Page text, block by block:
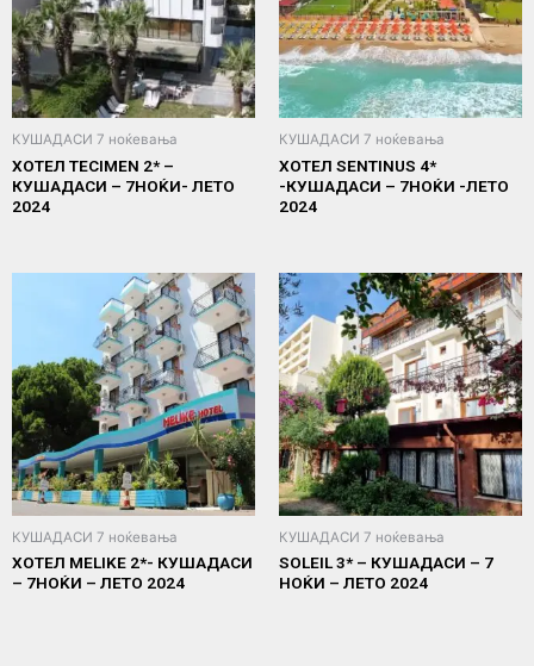
КУШАДАСИ 7 ноќевања
ХОТЕЛ TECIMEN 2* –
КУШАДАСИ – 7НОЌИ- ЛЕТО
2024
КУШАДАСИ 7 ноќевања
ХОТЕЛ SENTINUS 4*
-КУШАДАСИ – 7НОЌИ -ЛЕТО
2024
КУШАДАСИ 7 ноќевања
ХОТЕЛ MELIKE 2*- КУШАДАСИ
– 7НОЌИ – ЛЕТО 2024
КУШАДАСИ 7 ноќевања
SOLEIL 3* – КУШАДАСИ – 7
НОЌИ – ЛЕТО 2024